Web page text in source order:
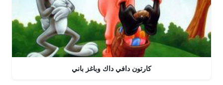
كارتون دافي داك وباغز باني